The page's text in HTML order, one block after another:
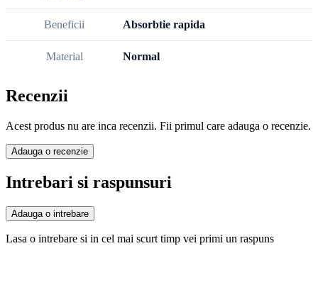
Beneficii Absorbtie rapida
Material Normal
Recenzii
Acest produs nu are inca recenzii. Fii primul care adauga o recenzie.
Adauga o recenzie
Intrebari si raspunsuri
Adauga o intrebare
Lasa o intrebare si in cel mai scurt timp vei primi un raspuns